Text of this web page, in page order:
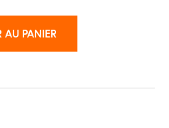
AU PANIER